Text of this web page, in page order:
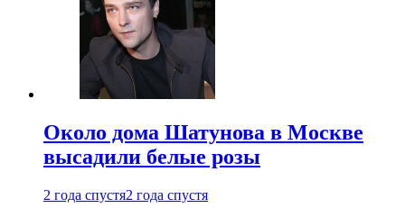
Около дома Шатунова в Москве
высадили белые розы
2 года спустя2 года спустя